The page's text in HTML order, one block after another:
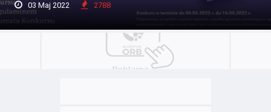
03 Maj 2022 2788